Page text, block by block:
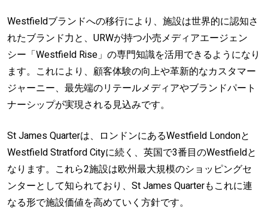
Westfieldブランドへの移行により、施設は世界的に認知さ
れたブランド力と、URWが持つ小売メディアエージェン
シー「Westfield Rise」の専門知識を活用できるようになり
ます。これにより、顧客体験の向上や革新的なカスタマー
ジャーニー、最先端のリテールメディアやブランドパート
ナーシップが実現される見込みです。
St James Quarterは、ロンドンにあるWestfield Londonと
Westfield Stratford Cityに続く、英国で3番目のWestfieldと
なります。これら2施設は欧州最大規模のショッピングセ
ンターとして知られており、St James Quarterもこれに連
なる形で施設価値を高めていく方針です。